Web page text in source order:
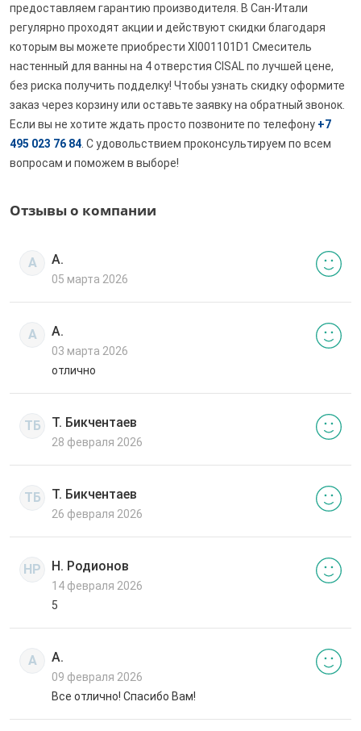
предоставляем гарантию производителя. В Сан-Итали
регулярно проходят акции и действуют скидки благодаря
которым вы можете приобрести XI001101D1 Смеситель
настенный для ванны на 4 отверстия CISAL по лучшей цене,
без риска получить подделку! Чтобы узнать скидку оформите
заказ через корзину или оставьте заявку на обратный звонок.
Если вы не хотите ждать просто позвоните по телефону +7
495 023 76 84 . С удовольствием проконсультируем по всем
вопросам и поможем в выборе!
Отзывы о компании
А А.
05 марта 2026
А А.
03 марта 2026
отлично
ТБ Т. Бикчентаев
28 февраля 2026
ТБ Т. Бикчентаев
26 февраля 2026
НР Н. Родионов
14 февраля 2026
5
А А.
09 февраля 2026
Все отлично! Спасибо Вам!